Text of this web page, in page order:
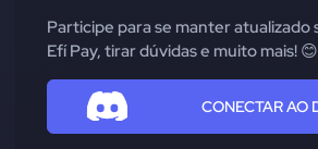
Participe para se manter atualizado
Efí Pay, tirar dúvidas e muito mais! 😊
CONECTAR AO